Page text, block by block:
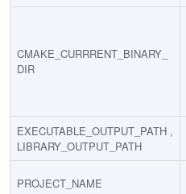
CMAKE_CURRRENT_BINARY_
DIR
EXECUTABLE_OUTPUT_PATH ,
LIBRARY_OUTPUT_PATH
PROJECT_NAME